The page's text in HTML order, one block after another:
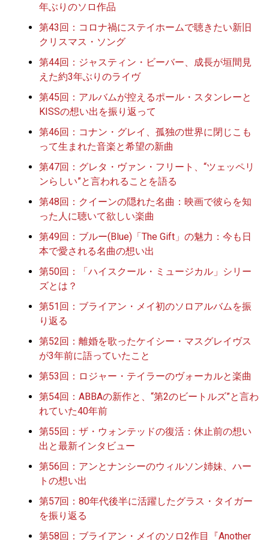
年ぶりのソロ作品
第43回：コロナ禍にステイホームで聴きたい新旧
クリスマス・ソング
第44回：ジャスティン・ビーバー、成長が垣間見
えた約3年ぶりのライヴ
第45回：アルバムが控えるポール・スタンレーと
KISSの想い出を振り返って
第46回：コナン・グレイ、孤独の世界に閉じこも
って生まれた音楽と希望の新曲
第47回：グレタ・ヴァン・フリート、“ツェッペリ
ンらしい”と言われることを語る
第48回：クイーンの隠れた名曲：映画で彼らを知
った人に聴いて欲しい楽曲
第49回：ブルー(Blue)「The Gift」の魅力：今も日
本で愛される名曲の想い出
第50回：「ハイスクール・ミュージカル」シリー
ズとは？
第51回：ブライアン・メイ初のソロアルバムを振
り返る
第52回：離婚を歌ったケイシー・マスグレイヴス
が3年前に語っていたこと
第53回：ロジャー・テイラーのヴォーカルと楽曲
第54回：ABBAの新作と、“第2のビートルズ”と言わ
れていた40年前
第55回：ザ・ウォンテッドの復活：休止前の想い
出と最新インタビュー
第56回：アンとナンシーのウィルソン姉妹、ハー
トの想い出
第57回：80年代後半に活躍したグラス・タイガー
を振り返る
第58回：ブライアン・メイのソロ2作目『Another